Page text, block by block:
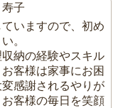
子
いますので、初め
。
納の経験やスキル
客様は家事にお困
感謝されるやりが
客様の毎日を笑顔